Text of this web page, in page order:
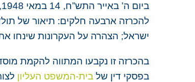
להכרזה ארבעה חלקים: תיאור של
ישראל; הצהרה על העקרונות שינחו
בהכרזה זו נקבעו המתווה להקמת
בפסקי דין שלבית-המשפט העליון